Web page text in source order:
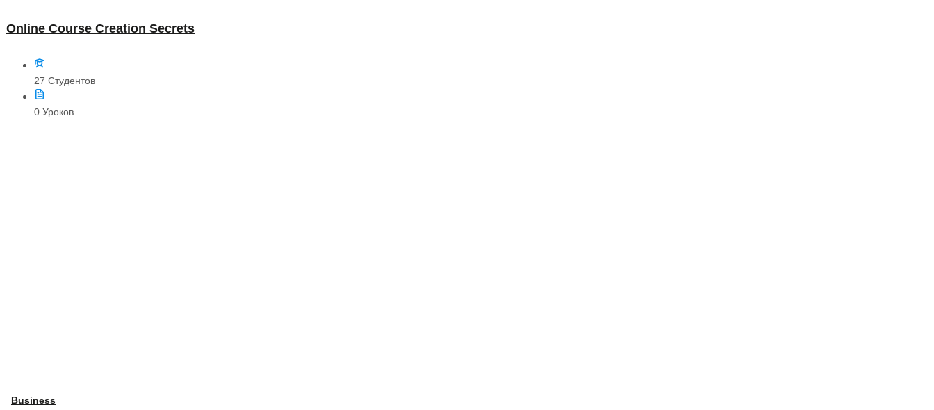
Online Course Creation Secrets
27 Студентов
0 Уроков
Business